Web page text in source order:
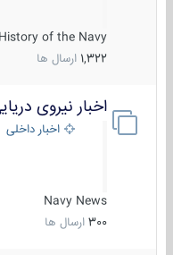
History of the Navy
1,322 ارسال ها
اخبار نیروی دریایی
اخبار داخلی
Navy News
300 ارسال ها